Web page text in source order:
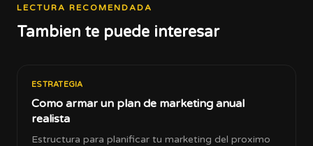
LECTURA RECOMENDADA
Tambien te puede interesar
ESTRATEGIA
Como armar un plan de marketing anual
realista
Estructura para planificar tu marketing del proximo